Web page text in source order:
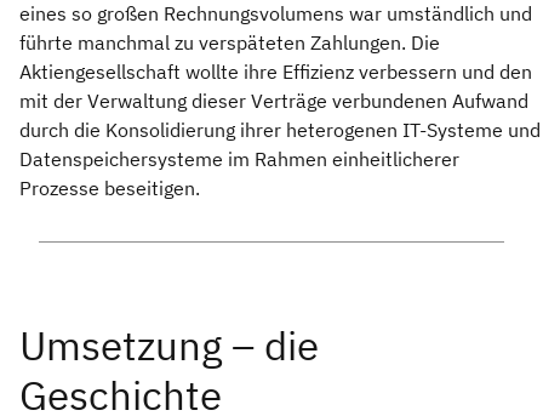
eines so großen Rechnungsvolumens war umständlich und
führte manchmal zu verspäteten Zahlungen. Die
Aktiengesellschaft wollte ihre Effizienz verbessern und den
mit der Verwaltung dieser Verträge verbundenen Aufwand
durch die Konsolidierung ihrer heterogenen IT-Systeme und
Datenspeichersysteme im Rahmen einheitlicherer
Prozesse beseitigen.